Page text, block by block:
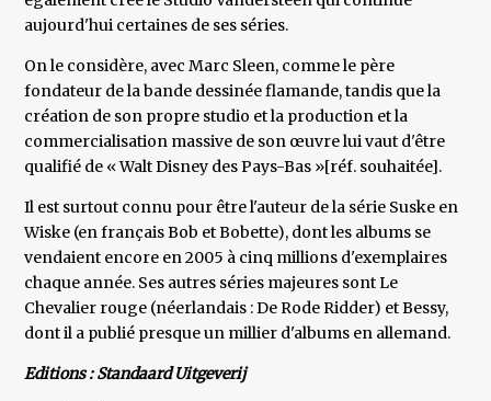
aujourd'hui certaines de ses séries.
On le considère, avec Marc Sleen, comme le père
fondateur de la bande dessinée flamande, tandis que la
création de son propre studio et la production et la
commercialisation massive de son œuvre lui vaut d'être
qualifié de « Walt Disney des Pays-Bas »[réf. souhaitée].
Il est surtout connu pour être l'auteur de la série Suske en
Wiske (en français Bob et Bobette), dont les albums se
vendaient encore en 2005 à cinq millions d'exemplaires
chaque année. Ses autres séries majeures sont Le
Chevalier rouge (néerlandais : De Rode Ridder) et Bessy,
dont il a publié presque un millier d'albums en allemand.
Editions : Standaard Uitgeverij